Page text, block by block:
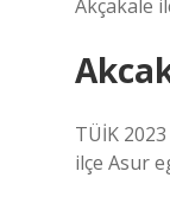
Akçakale
TÜİK
ilçe Asur